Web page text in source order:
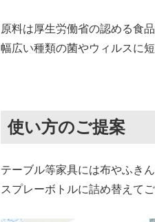
原料は厚生労働省の認める食
幅広い種類の菌やウィルスに
使い方のご提案
テーブル等家具には布やふき
スプレーボトルに詰め替えて